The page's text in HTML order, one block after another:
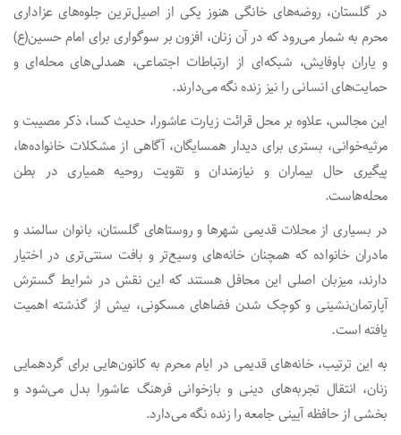
در گلستان، روضه‌های خانگی هنوز یکی از اصیل‌ترین جلوه‌های عزاداری
محرم به شمار می‌رود که در آن زنان، افزون بر سوگواری برای امام حسین(ع)
و یاران باوفایش، شبکه‌ای از ارتباطات اجتماعی، همدلی‌های محله‌ای و
حمایت‌های انسانی را نیز زنده نگه می‌دارند.
این مجالس، علاوه بر محل قرائت زیارت عاشورا، حدیث کسا، ذکر مصیبت و
مرثیه‌خوانی، بستری برای دیدار همسایگان، آگاهی از مشکلات خانواده‌ها،
پیگیری حال بیماران و نیازمندان و تقویت روحیه همیاری در بطن
محله‌هاست.
در بسیاری از محلات قدیمی شهرها و روستاهای گلستان، بانوان سالمند و
مادران خانواده که همچنان خانه‌های وسیع‌تر و بافت سنتی‌تری در اختیار
دارند، میزبان اصلی این محافل هستند که این نقش در شرایط گسترش
آپارتمان‌نشینی و کوچک شدن فضاهای مسکونی، بیش از گذشته اهمیت
یافته است.
به این ترتیب، خانه‌های قدیمی در ایام محرم به کانون‌هایی برای گردهمایی
زنان، انتقال تجربه‌های دینی و بازخوانی فرهنگ عاشورا بدل می‌شود و
بخشی از حافظه آیینی جامعه را زنده نگه می‌دارد.